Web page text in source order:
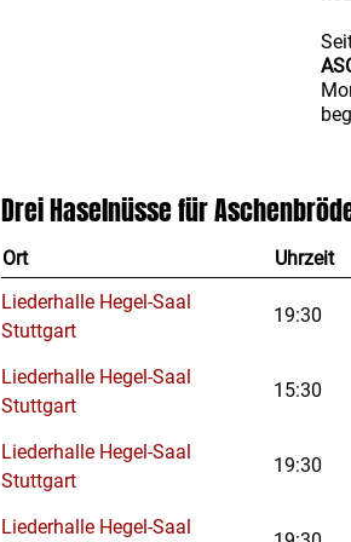
zu
Drei Haselnüsse für
Ort Uhrzeit
Liederhalle Hegel-Saal
Stuttgart
19:30
Liederhalle Hegel-Saal
Stuttgart
15:30
Liederhalle Hegel-Saal
Stuttgart
19:30
Liederhalle Hegel-Saal